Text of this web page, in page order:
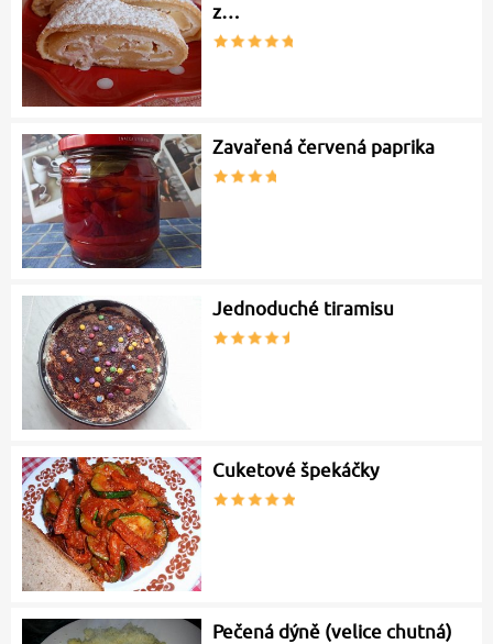
z…
Zavařená červená paprika
Jednoduché tiramisu
Cuketové špekáčky
Pečená dýně (velice chutná)